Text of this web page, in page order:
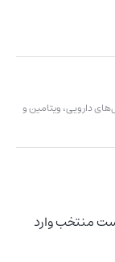
دارویی، ویتامین و
منتخب وارد